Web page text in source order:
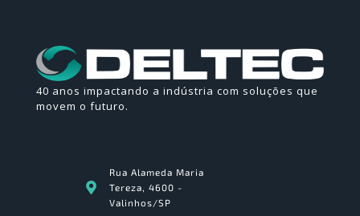
40 anos impactando a indústria com soluções que
movem o futuro.
Rua Alameda Maria
Tereza, 4600 -
Valinhos/SP